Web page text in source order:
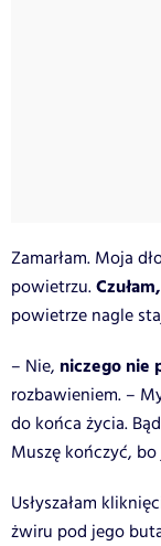
Zamarłam. Moja
powietrzu.
powietrze nagle
– Nie, niczego nie
rozbawieniem. –
do końca życia.
Muszę kończyć, bo
Usłyszałam
żwiru pod jego